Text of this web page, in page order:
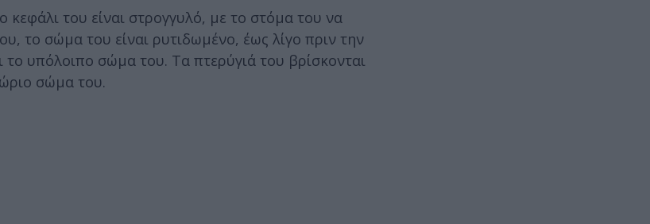
του είναι στρογγυλό, με το στόμα του να
το σώμα του είναι ρυτιδωμένο, έως λίγο πριν την
υπόλοιπο σώμα του. Τα πτερύγιά του βρίσκονται
σώμα του.